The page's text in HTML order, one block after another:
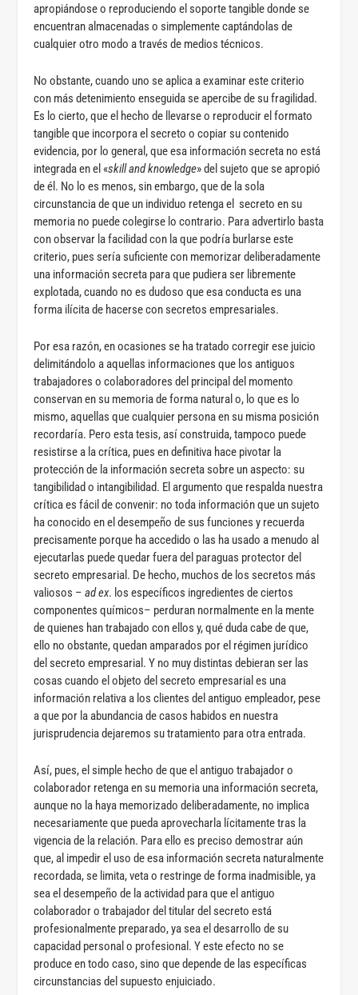
apropiándose o reproduciendo el soporte tangible donde se
encuentran almacenadas o simplemente captándolas de
cualquier otro modo a través de medios técnicos.
No obstante, cuando uno se aplica a examinar este criterio
con más detenimiento enseguida se apercibe de su fragilidad.
Es lo cierto, que el hecho de llevarse o reproducir el formato
tangible que incorpora el secreto o copiar su contenido
evidencia, por lo general, que esa información secreta no está
integrada en el «skill and knowledge» del sujeto que se apropió
de él. No lo es menos, sin embargo, que de la sola
circunstancia de que un individuo retenga el secreto en su
memoria no puede colegirse lo contrario. Para advertirlo basta
con observar la facilidad con la que podría burlarse este
criterio, pues sería suficiente con memorizar deliberadamente
una información secreta para que pudiera ser libremente
explotada, cuando no es dudoso que esa conducta es una
forma ilícita de hacerse con secretos empresariales.
Por esa razón, en ocasiones se ha tratado corregir ese juicio
delimitándolo a aquellas informaciones que los antiguos
trabajadores o colaboradores del principal del momento
conservan en su memoria de forma natural o, lo que es lo
mismo, aquellas que cualquier persona en su misma posición
recordaría. Pero esta tesis, así construida, tampoco puede
resistirse a la crítica, pues en definitiva hace pivotar la
protección de la información secreta sobre un aspecto: su
tangibilidad o intangibilidad. El argumento que respalda nuestra
crítica es fácil de convenir: no toda información que un sujeto
ha conocido en el desempeño de sus funciones y recuerda
precisamente porque ha accedido o las ha usado a menudo al
ejecutarlas puede quedar fuera del paraguas protector del
secreto empresarial. De hecho, muchos de los secretos más
valiosos –ad ex. los específicos ingredientes de ciertos
componentes químicos– perduran normalmente en la mente
de quienes han trabajado con ellos y, qué duda cabe de que,
ello no obstante, quedan amparados por el régimen jurídico
del secreto empresarial. Y no muy distintas debieran ser las
cosas cuando el objeto del secreto empresarial es una
información relativa a los clientes del antiguo empleador, pese
a que por la abundancia de casos habidos en nuestra
jurisprudencia dejaremos su tratamiento para otra entrada.
Así, pues, el simple hecho de que el antiguo trabajador o
colaborador retenga en su memoria una información secreta,
aunque no la haya memorizado deliberadamente, no implica
necesariamente que pueda aprovecharla lícitamente tras la
vigencia de la relación. Para ello es preciso demostrar aún
que, al impedir el uso de esa información secreta naturalmente
recordada, se limita, veta o restringe de forma inadmisible, ya
sea el desempeño de la actividad para que el antiguo
colaborador o trabajador del titular del secreto está
profesionalmente preparado, ya sea el desarrollo de su
capacidad personal o profesional. Y este efecto no se
produce en todo caso, sino que depende de las específicas
circunstancias del supuesto enjuiciado.